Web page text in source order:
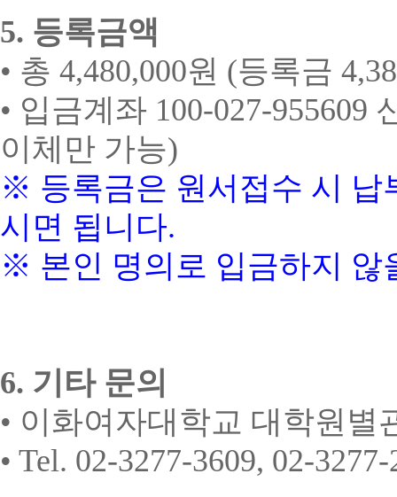
5. 등록금액
• 총 4,480,000원 (등록금
• 입금계좌 100-027-955609
이체만 가능)
※ 등록금은 원서접수 시 납
시면 됩니다.
※ 본인 명의로 입금하지
6. 기타 문의
• 이화여자대학교 대학원별
• Tel. 02-3277-3609, 02-